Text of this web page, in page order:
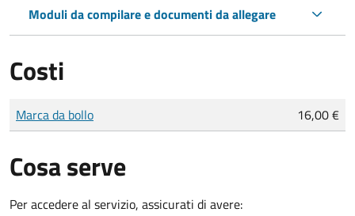
Moduli da compilare e documenti da allegare
Costi
Tipo di pagamento
Importo
Marca da bollo 16,00 €
Cosa serve
Per accedere al servizio, assicurati di avere: